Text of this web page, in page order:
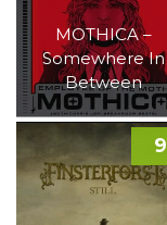
MOTHICA –
Somewhere In
Between
9